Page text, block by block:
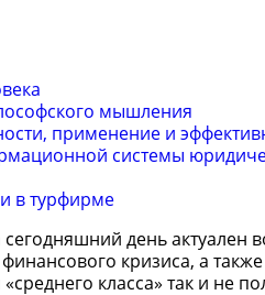
мышления
применение и
системы
в турфирме
день актуален
кризиса, а
класса» так и не